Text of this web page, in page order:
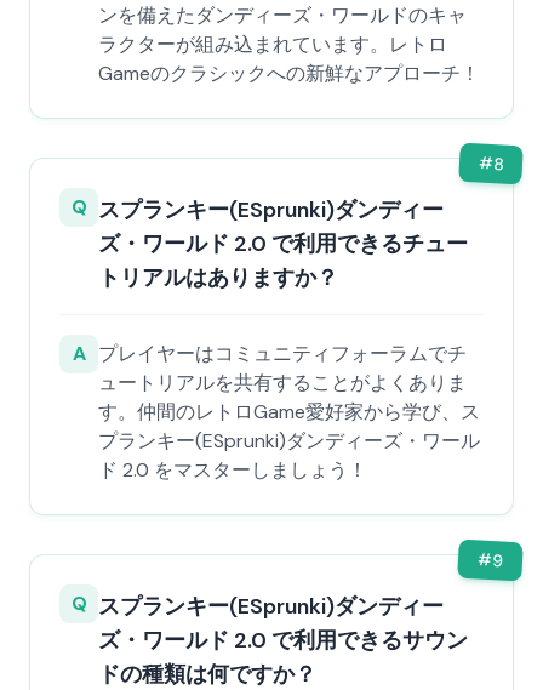
ンを備えたダンディーズ・ワールドのキャ
ラクターが組み込まれています。レトロ
Gameのクラシックへの新鮮なアプローチ！
#8
Q スプランキー(ESprunki)ダンディー
ズ・ワールド 2.0 で利用できるチュー
トリアルはありますか？
A プレイヤーはコミュニティフォーラムでチ
ュートリアルを共有することがよくありま
す。仲間のレトロGame愛好家から学び、ス
プランキー(ESprunki)ダンディーズ・ワール
ド 2.0 をマスターしましょう！
#9
Q スプランキー(ESprunki)ダンディー
ズ・ワールド 2.0 で利用できるサウン
ドの種類は何ですか？